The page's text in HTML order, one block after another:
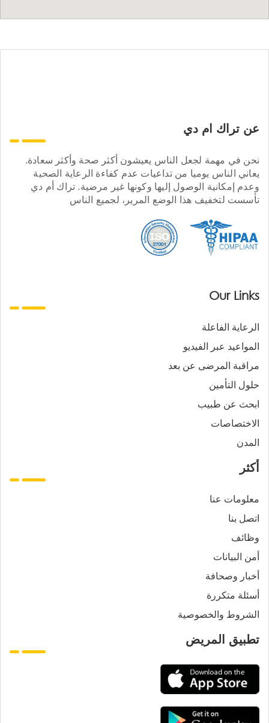
عن تراك ام دي
نحن في مهمة لجعل الناس يعيشون أكثر صحة وأكثر سعادة.
يعاني الناس يوميا من تداعيات عدم كفاءة الرعاية الصحية
وعدم إمكانية الوصول إليها وكونها غير مرضية. تراك أم دي
تأسست لتخفيف هذا الوضع المرير، لجميع الناس
Our Links
الرعاية الفاعلة
المواعيد عبر الفيديو
مراقبة المرضى عن بعد
حلول التأمين
ابحث عن طبيب
الاختصاصات
المدن
أكثر
معلومات عنا
اتصل بنا
وظائف
أمن البيانات
أخبار وصحافة
أسئلة متكررة
الشروط والخصوصية
تطبيق المريض